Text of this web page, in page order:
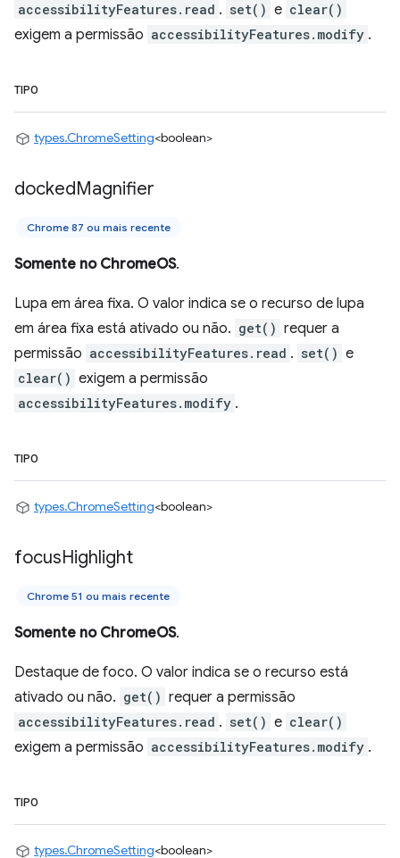
accessibilityFeatures.read . set() e clear()
exigem a permissão accessibilityFeatures.modify .
TIPO
types.ChromeSetting<boolean>
dockedMagnifier
Chrome 87 ou mais recente
Somente no ChromeOS.
Lupa em área fixa. O valor indica se o recurso de lupa
em área fixa está ativado ou não. get() requer a
permissão accessibilityFeatures.read . set() e
clear() exigem a permissão
accessibilityFeatures.modify .
TIPO
types.ChromeSetting<boolean>
focusHighlight
Chrome 51 ou mais recente
Somente no ChromeOS.
Destaque de foco. O valor indica se o recurso está
ativado ou não. get() requer a permissão
accessibilityFeatures.read . set() e clear()
exigem a permissão accessibilityFeatures.modify .
TIPO
types.ChromeSetting<boolean>